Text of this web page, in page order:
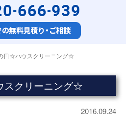
日☆ハウスクリーニング☆
クリーニング☆
2016.09.24